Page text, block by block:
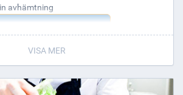
avhämtning
VISA MER